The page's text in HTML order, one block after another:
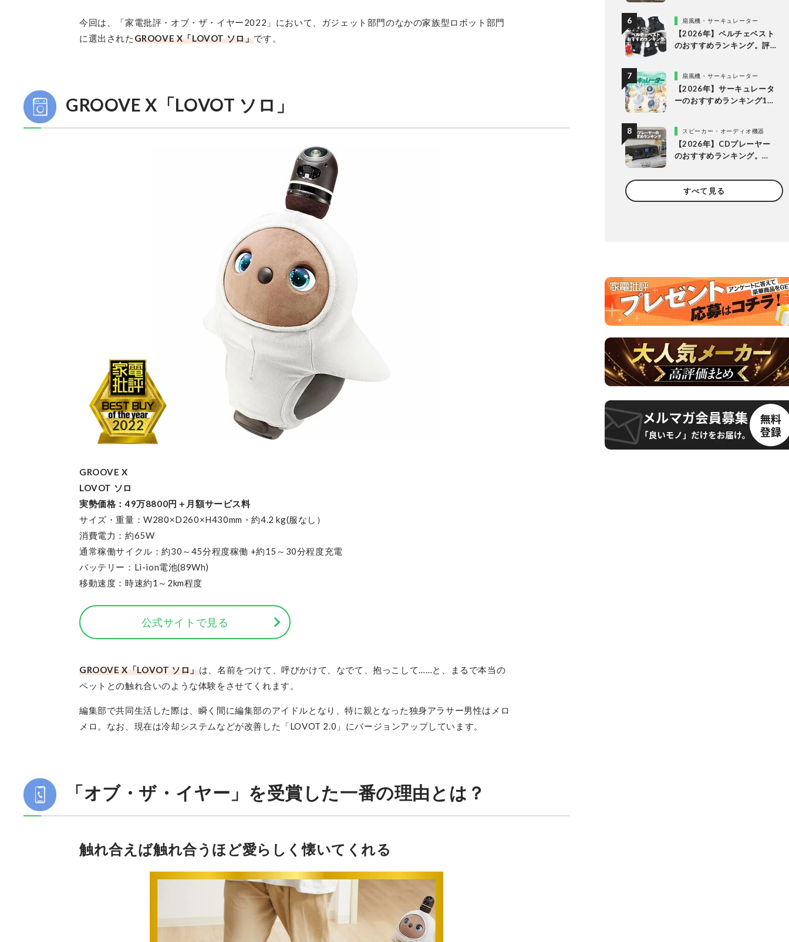
今回は、「家電批評・オブ・ザ・イヤー2022」において、ガジェット部門のなかの家族型ロボット部門
に選出されたGROOVE X「LOVOT ソロ」です。
GROOVE X「LOVOT ソロ」
GROOVE X
LOVOT ソロ
実勢価格：49万8800円＋月額サービス料
サイズ・重量：W280×D260×H430mm・約4.2 kg(服なし）
消費電力：約65W
通常稼働サイクル：約30～45分程度稼働 +約15～30分程度充電
バッテリー：Li-ion電池(89Wh)
移動速度：時速約1～2km程度
公式サイトで見る
GROOVE X「LOVOT ソロ」は、名前をつけて、呼びかけて、なでて、抱っこして……と、まるで本当の
ペットとの触れ合いのような体験をさせてくれます。
編集部で共同生活した際は、瞬く間に編集部のアイドルとなり、特に親となった独身アラサー男性はメロ
メロ。なお、現在は冷却システムなどが改善した「LOVOT 2.0」にバージョンアップしています。
「オブ・ザ・イヤー」を受賞した一番の理由とは？
触れ合えば触れ合うほど愛らしく懐いてくれる
扇風機・サーキュレーター
【2026年】ペルチェベスト
のおすすめランキング。評
扇風機・サーキュレーター
【2026年】サーキュレータ
ーのおすすめランキング10
スピーカー・オーディオ機器
【2026年】CDプレーヤー
のおすすめランキング。
ー内蔵の高音質モデルを徹
底検証
すべて見る